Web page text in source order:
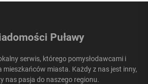
Puławy
serwis, którego pomysłodawcami i
miasta. Każdy z nas jest inny,
nas pasja do naszego regionu.